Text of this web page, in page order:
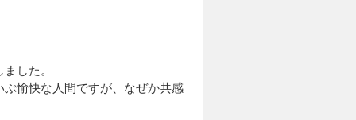
した。
愉快な人間ですが、なぜか共感